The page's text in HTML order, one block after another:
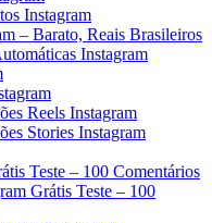
Instagram
– Barato, Reais Brasileiros
Instagram
Reels Instagram
Stories Instagram
Teste – 100 Comentários
Grátis Teste – 100